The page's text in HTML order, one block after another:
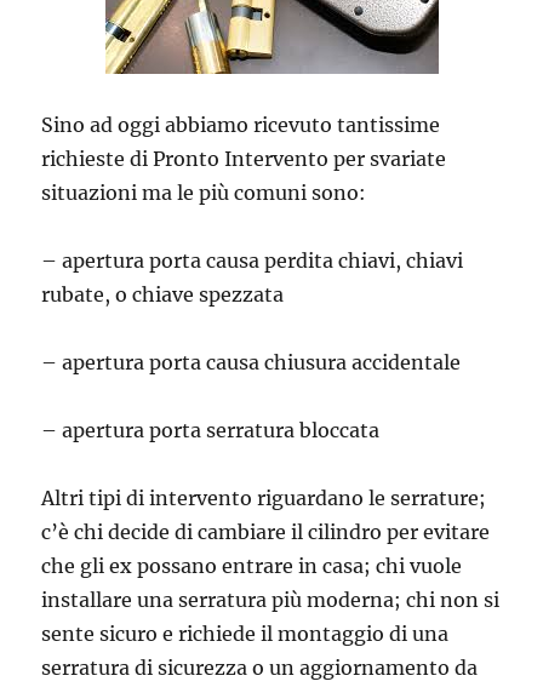
Sino ad oggi abbiamo ricevuto tantissime
richieste di Pronto Intervento per svariate
situazioni ma le più comuni sono:
– apertura porta causa perdita chiavi, chiavi
rubate, o chiave spezzata
– apertura porta causa chiusura accidentale
– apertura porta serratura bloccata
Altri tipi di intervento riguardano le serrature;
c’è chi decide di cambiare il cilindro per evitare
che gli ex possano entrare in casa; chi vuole
installare una serratura più moderna; chi non si
sente sicuro e richiede il montaggio di una
serratura di sicurezza o un aggiornamento da